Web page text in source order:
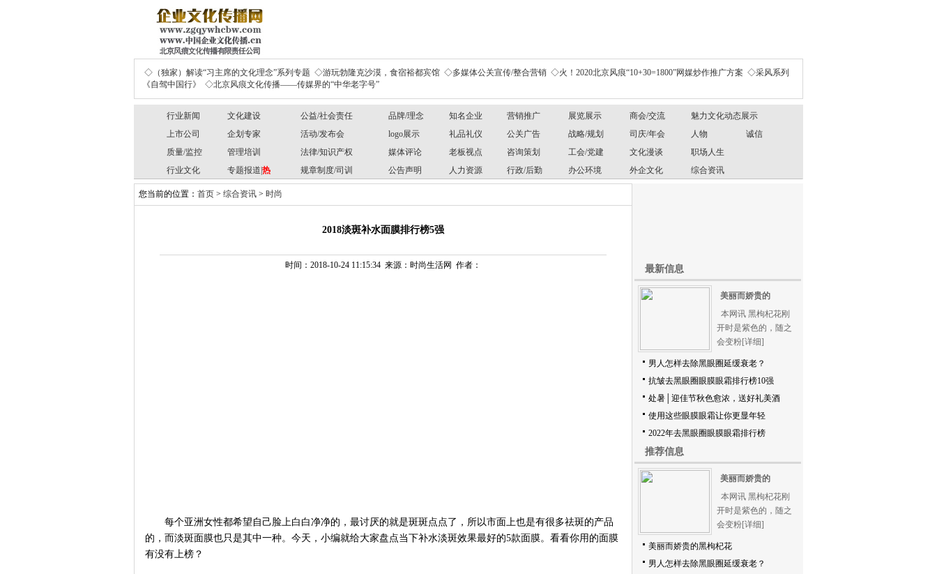
◇（独家）解读“习主席的文化理念”系列专题 ◇游玩勃隆克沙漠，食宿裕都宾馆 ◇多媒体公关宣传/整合营销 ◇火！2020北京风痕“10+30=1800”网媒炒作推广方案 ◇采风系列
《自驾中国行》
◇北京风痕文化传播——传媒界的“中华老字号”
行业新闻 文化建设 公益/社会责任 品牌/理念 知名企业 营销推广 展览展示 商会/交流
魅力文化动态展示
上市公司
企划专家 活动/发布会 logo展示 礼品礼仪 公关广告 战略/规划 司庆/年会 人物
诚信
质量/监控
管理培训 法律/知识产权 媒体评论 老板视点 咨询策划 工会/党建 文化漫谈
职场人生
行业文化
专题报道| 热 规章制度/司训 公告声明 人力资源 行政/后勤 办公环境 外企文化 综合资讯
您当前的位置： 首页 > 综合资讯 > 时尚
2018淡斑补水面膜排行榜5强
时间：2018-10-24 11:15:34 来源：时尚生活网 作者：
每个亚洲女性都希望自己脸上白白净净的，最讨厌的就是斑斑点点了，所以市面上也是有很多祛斑的产品
的，而淡斑面膜也只是其中一种。今天，小编就给大家盘点当下补水淡斑效果最好的5款面膜。看看你用的面膜
有没有上榜？
最新信息
美丽而娇贵的
本网讯 黑枸杞花刚
开时是紫色的，随之
会变粉[详细]
男人怎样去除黑眼圈延缓衰老？
抗皱去黑眼圈眼膜眼霜排行榜10强
处暑│迎佳节秋色愈浓，送好礼美酒
使用这些眼膜眼霜让你更显年轻
2022年去黑眼圈眼膜眼霜排行榜
推荐信息
美丽而娇贵的
本网讯 黑枸杞花刚
开时是紫色的，随之
会变粉[详细]
美丽而娇贵的黑枸杞花
男人怎样去除黑眼圈延缓衰老？